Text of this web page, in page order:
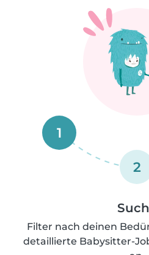
1
2
Filter nach deinen
detaillierte Babysitter-